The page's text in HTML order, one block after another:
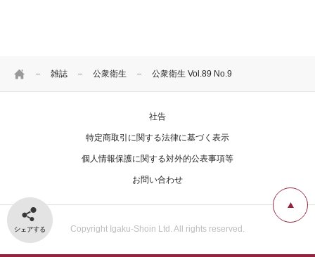
HOME 雑誌 公衆衛生 公衆衛生 Vol.89 No.9
シェアする
社告
特定商取引に関する法律に基づく表示
個人情報保護に関する対外的公表事項等
お問い合わせ
Copyright Igaku-Shoin Ltd. All rights reserved.